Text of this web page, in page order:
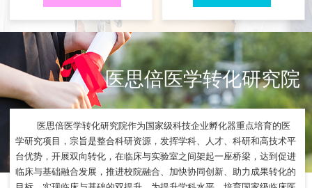
医思倍医学转化研究院
医思倍医学转化研究院作为国家级科技企业孵化器重点培育的医
学研究项目，宗旨是整合科研资源，发挥学科、人才、科研和高技术平
台优势，开展双向转化，在临床与实验室之间架起一座桥梁，达到促进
临床与基础融合发展，推进校院融合、加快协同创新、助力成果转化的